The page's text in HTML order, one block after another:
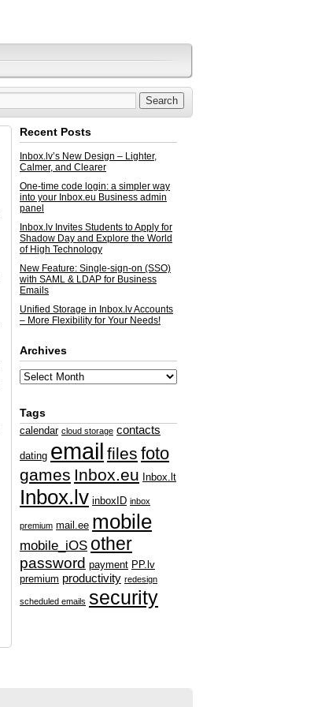
Recent Posts
Inbox.lv’s New Design – Lighter,
Calmer, and Clearer
One-time code login: a simpler way
into your Inbox.eu Business admin
panel
Inbox.lv Invites Students to Apply for
Shadow Day and Explore the World
of High Technology
New Feature: Single-sign-on (SSO)
with SAML & LDAP for Business
Emails
Unified Storage in Inbox.lv Accounts
– More Flexibility for Your Needs!
Archives
Tags
calendar cloud storage contacts
dating email files foto
games Inbox.eu Inbox.lt
Inbox.lv inboxID inbox
premium mail.ee mobile
mobile_iOS other
password payment PP.lv
premium productivity redesign
scheduled emails security